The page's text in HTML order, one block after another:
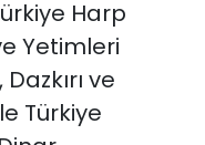
Harp
Yetimleri
ve
Türkiye